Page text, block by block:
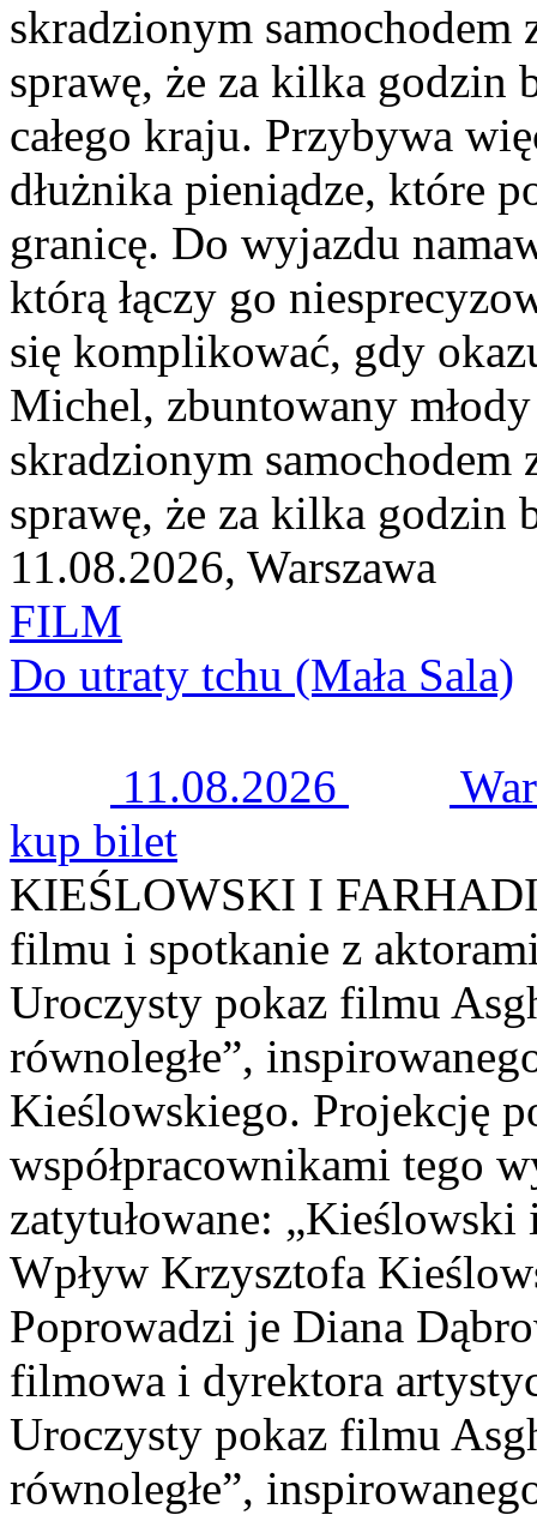
skradzionym
sprawę, że za kilka godzin
całego kraju. Przybywa
dłużnika pieniądze, które
granicę. Do wyjazdu
którą łączy go
się komplikować, gdy
Michel, zbuntowany
skradzionym
sprawę, że za kilka godzin
11.08.2026, Warszawa
FILM
Do utraty tchu (Mała Sala)
11.08.2026
kup bilet
KIEŚLOWSKI I FARHADI
filmu i spotkanie z
Uroczysty pokaz filmu
równoległe”,
Kieślowskiego. Projekcję
współpracownikami tego
zatytułowane:
Wpływ Krzysztofa
Poprowadzi je Diana
filmowa i dyrektora
Uroczysty pokaz filmu
równoległe”,